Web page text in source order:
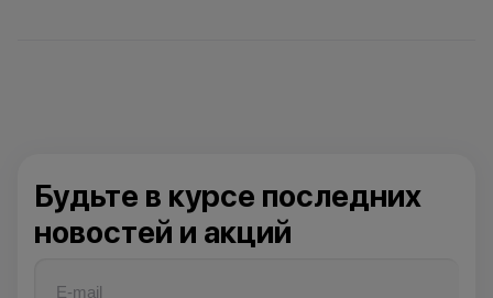
Будьте в курсе последних
новостей и акций